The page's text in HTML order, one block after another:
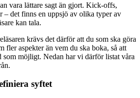
vara lättare sagt än gjort. Kick-offs,
– det finns en uppsjö av olika typer av
kan tala.
krävs det därför att du som ska göra
fler aspekter än vem du ska boka, så att
möjligt. Nedan har vi därför listat våra
syftet